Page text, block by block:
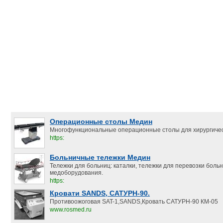
Операционные столы Медин
Многофункциональные операционные столы для
https:
Больничные тележки Медин
Тележки для больниц: каталки, тележки для перевозки
медоборудования.
https:
Кровати SANDS, САТУРН-90.
Противоожоговая SAT-1,SANDS,Кровать САТУРН-90 КМ-05
www.rosmed.ru